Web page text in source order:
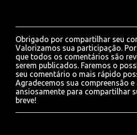
P
o
s
t
a
r
u
m
c
Obrigado por compartilhar seu
Valorizamos sua participação.
que todos os comentários são
serem publicados. Faremos o
seu comentário o mais rápido
Agradecemos sua compreensão
ansiosamente para compartilhar
breve!